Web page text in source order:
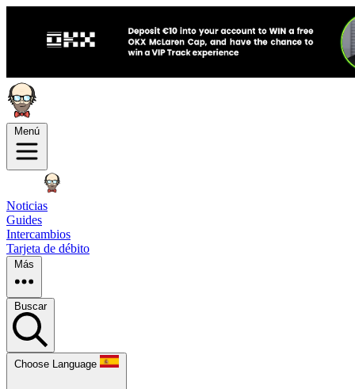
Menú
Noticias
Guides
Intercambios
Tarjeta de débito
Más
Buscar
Choose Language